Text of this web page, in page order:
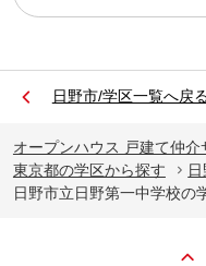
日野市/学区一覧へ戻
オープンハウス 戸建て仲介
東京都の学区から探す
日野市立日野第一中学校の